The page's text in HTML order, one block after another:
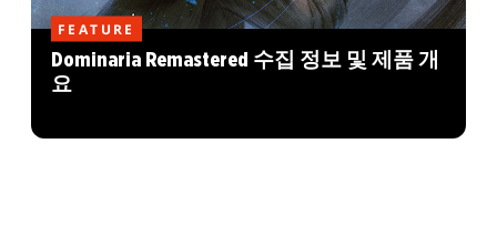
FEATURE
Dominaria Remastered 수집 정보 및 제품 개
요